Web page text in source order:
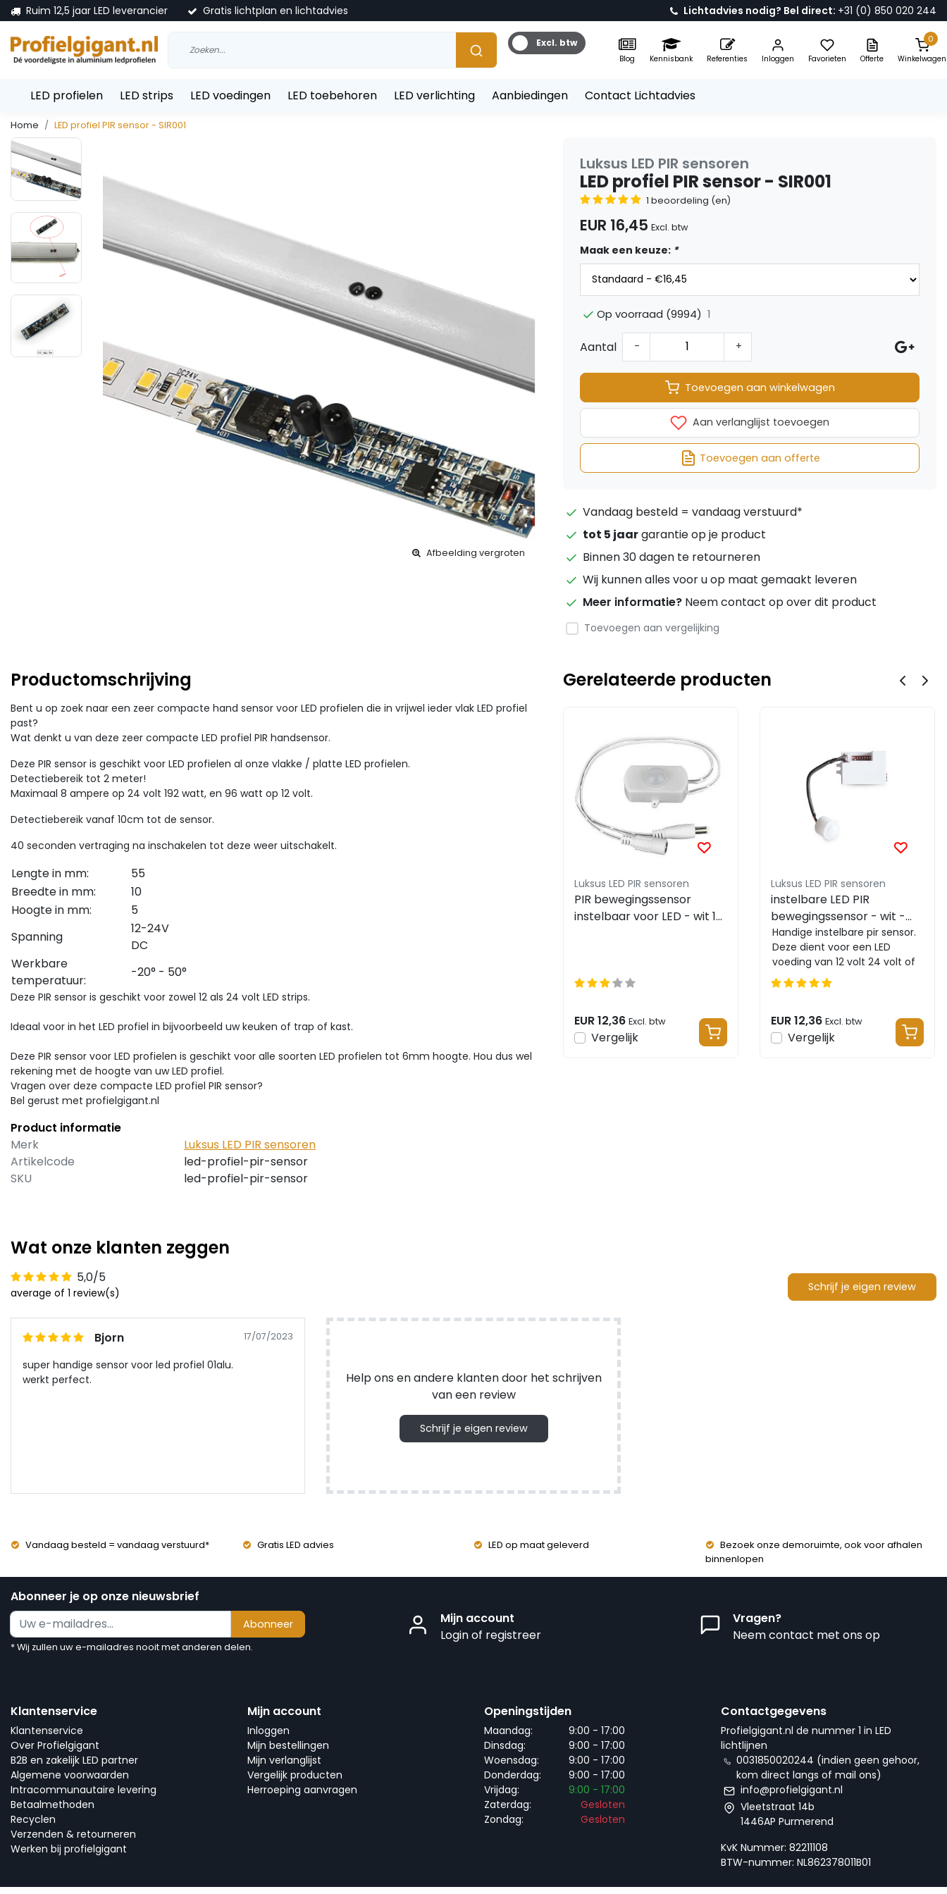
Ruim 12,5 jaar LED leverancier Gratis lichtplan en lichtadvies Lichtadvies nodig? Bel direct: +31 (0) 850 020 244
Excl. btw
Blog Kennisbank Referenties Inloggen Favorieten Offerte
0
Winkelwagen
LED profielen LED strips LED voedingen LED toebehoren LED verlichting Aanbiedingen Contact Lichtadvies
Home LED profiel PIR sensor - SIR001
Afbeelding vergroten
Luksus LED PIR sensoren
LED profiel PIR sensor - SIR001
1 beoordeling (en)
EUR 16,45 Excl. btw
Maak een keuze: *
Op voorraad (9994) 1
Aantal - +
Toevoegen aan winkelwagen
Aan verlanglijst toevoegen
Toevoegen aan offerte
Vandaag besteld = vandaag verstuurd*
tot 5 jaargarantie op je product
Binnen 30 dagen te retourneren
Wij kunnen alles voor u op maat gemaakt leveren
Meer informatie? Neem contact op over dit product
Toevoegen aan vergelijking
Productomschrijving
Bent u op zoek naar een zeer compacte hand sensor voor LED profielen die in vrijwel ieder vlak LED profiel
past?
Wat denkt u van deze zeer compacte LED profiel PIR handsensor.
Deze PIR sensor is geschikt voor LED profielen al onze vlakke / platte LED profielen.
Detectiebereik tot 2 meter!
Maximaal 8 ampere op 24 volt 192 watt, en 96 watt op 12 volt.
Detectiebereik vanaf 10cm tot de sensor.
40 seconden vertraging na inschakelen tot deze weer uitschakelt.
Lengte in mm:
55
Breedte in mm:
10
Hoogte in mm:
5
Spanning
12-24V
DC
Werkbare
temperatuur:
-20° - 50°
Deze PIR sensor is geschikt voor zowel 12 als 24 volt LED strips.
Ideaal voor in het LED profiel in bijvoorbeeld uw keuken of trap of kast.
Deze PIR sensor voor LED profielen is geschikt voor alle soorten LED profielen tot 6mm hoogte. Hou dus wel
rekening met de hoogte van uw LED profiel.
Vragen over deze compacte LED profiel PIR sensor?
Bel gerust met profielgigant.nl
Product informatie
Merk
Luksus LED PIR sensoren
Artikelcode
led-profiel-pir-sensor
SKU
led-profiel-pir-sensor
Gerelateerde producten
Luksus LED PIR sensoren
PIR bewegingssensor
instelbaar voor LED - wit 12
EUR 12,36 Excl. btw
Vergelijk
Luksus LED PIR sensoren
instelbare LED PIR
bewegingssensor - wit -
Max 100 watt - LX42
Handige instelbare pir sensor.
Deze dient voor een LED
voeding van 12 volt 24 volt of
48 te worden geplaatst en
werkt op...
EUR 12,36 Excl. btw
Vergelijk
Wat onze klanten zeggen
5,0/5
average of 1 review(s) Schrijf je eigen review
Bjorn 17/07/2023
super handige sensor voor led profiel 01alu.
werkt perfect.
Help ons en andere klanten door het schrijven
van een review
Schrijf je eigen review
Vandaag besteld = vandaag verstuurd* Gratis LED advies LED op maat geleverd
Bezoek onze demoruimte, ook voor afhalen
binnenlopen
Abonneer je op onze nieuwsbrief
Abonneer
* Wij zullen uw e-mailadres nooit met anderen delen.
Mijn account
Login of registreer
Vragen?
Neem contact met ons op
Klantenservice
Klantenservice
Over Profielgigant
B2B en zakelijk LED partner
Algemene voorwaarden
Intracommunautaire levering
Betaalmethoden
Recyclen
Verzenden & retourneren
Werken bij profielgigant
Mijn account
Inloggen
Mijn bestellingen
Mijn verlanglijst
Vergelijk producten
Herroeping aanvragen
Openingstijden
Maandag:
9:00 - 17:00
Dinsdag:
9:00 - 17:00
Woensdag:
9:00 - 17:00
Donderdag:
9:00 - 17:00
Vrijdag:
9:00 - 17:00
Zaterdag:
Gesloten
Zondag:
Gesloten
Contactgegevens
Profielgigant.nl de nummer 1 in LED
lichtlijnen
0031850020244 (indien geen gehoor,
kom direct langs of mail ons)
info@profielgigant.nl
Vleetstraat 14b
1446AP Purmerend
KvK Nummer: 82211108
BTW-nummer: NL862378011B01